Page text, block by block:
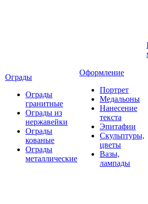
Ограды
Ограды
гранитные
Ограды из
нержавейки
Ограды
кованые
Ограды
металлические
Оформление
Портрет
Медальоны
Нанесение
текста
Эпитафии
Скульптуры,
цветы
Вазы,
лампады